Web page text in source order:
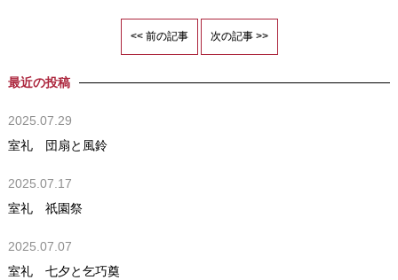
<< 前の記事 次の記事 >>
最近の投稿
2025.07.29
室礼 団扇と風鈴
2025.07.17
室礼 祇園祭
2025.07.07
室礼 七夕と乞巧奠